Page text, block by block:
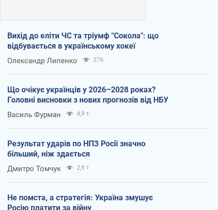
Вихід до еліти ЧС та тріумф "Сокола": що
відбувається в українському хокеї
Олександр Липенко 276
Що очікує українців у 2026–2028 роках?
Головні висновки з нових прогнозів від НБУ
Василь Фурман 4,9 т.
Результат ударів по НПЗ Росії значно
більший, ніж здається
Дмитро Томчук 2,9 т.
Не помста, а стратегія: Україна змушує
Росію платити за війну